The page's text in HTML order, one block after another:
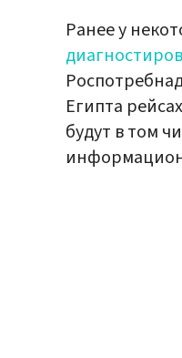
Ранее у
Египта
будут в том